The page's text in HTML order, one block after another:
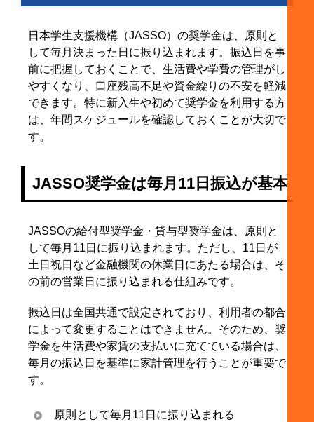
日本学生支援機構（JASSO）の奨学金は、原則と
して毎月決まった日に振り込まれます。振込日を事
前に把握しておくことで、生活費や学費の管理がし
やすくなり、口座残高不足や資金繰りの不安を軽減
できます。特に新入生や初めて奨学金を利用する方
は、年間スケジュールを確認しておくことが大切で
す。
JASSO奨学金は毎月11日振込が基本
JASSOの給付型奨学金・貸与型奨学金は、原則と
して毎月11日に振り込まれます。ただし、11日が
土日祝日など金融機関の休業日にあたる場合は、そ
の前の営業日に振り込まれる仕組みです。
振込日は全国共通で設定されており、利用者の都合
によって変更することはできません。そのため、奨
学金を生活費や家賃の支払いに充てている場合は、
毎月の振込日を基準に家計管理を行うことが重要で
す。
原則として毎月11日に振り込まれる